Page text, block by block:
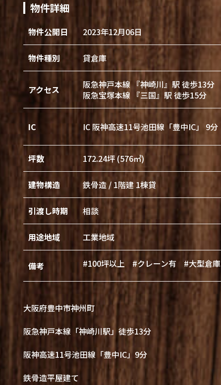
物件詳細
物件公開日 2023年12月06日
物件種別 貸倉庫
アクセス
阪急神戸本線 『神崎川』駅 徒歩13分
阪急宝塚本線 『三国』駅 徒歩15分
IC IC 阪神高速11号池田線「豊中IC」 9分
坪数 172.24坪 (576㎡)
建物構造 鉄骨造 / 1階建 1棟貸
引渡し時期 相談
用途地域 工業地域
備考 #100坪以上 #クレーン有 #大型倉庫
大阪府豊中市神州町
阪急神戸本線「神崎川駅」徒歩13分
阪神高速11号池田線「豊中IC」9分
鉄骨造平屋建て